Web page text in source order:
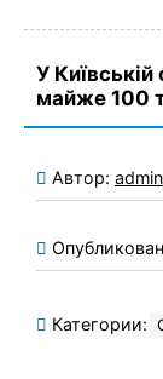
У Київській
майже 100
Автор: admin
Категории: